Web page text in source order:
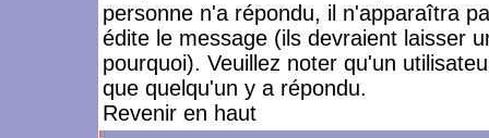
personne n'a répondu, il n'apparaîtra
édite le message (ils devraient laisser
pourquoi). Veuillez noter qu'un
que quelqu'un y a répondu.
Revenir en haut